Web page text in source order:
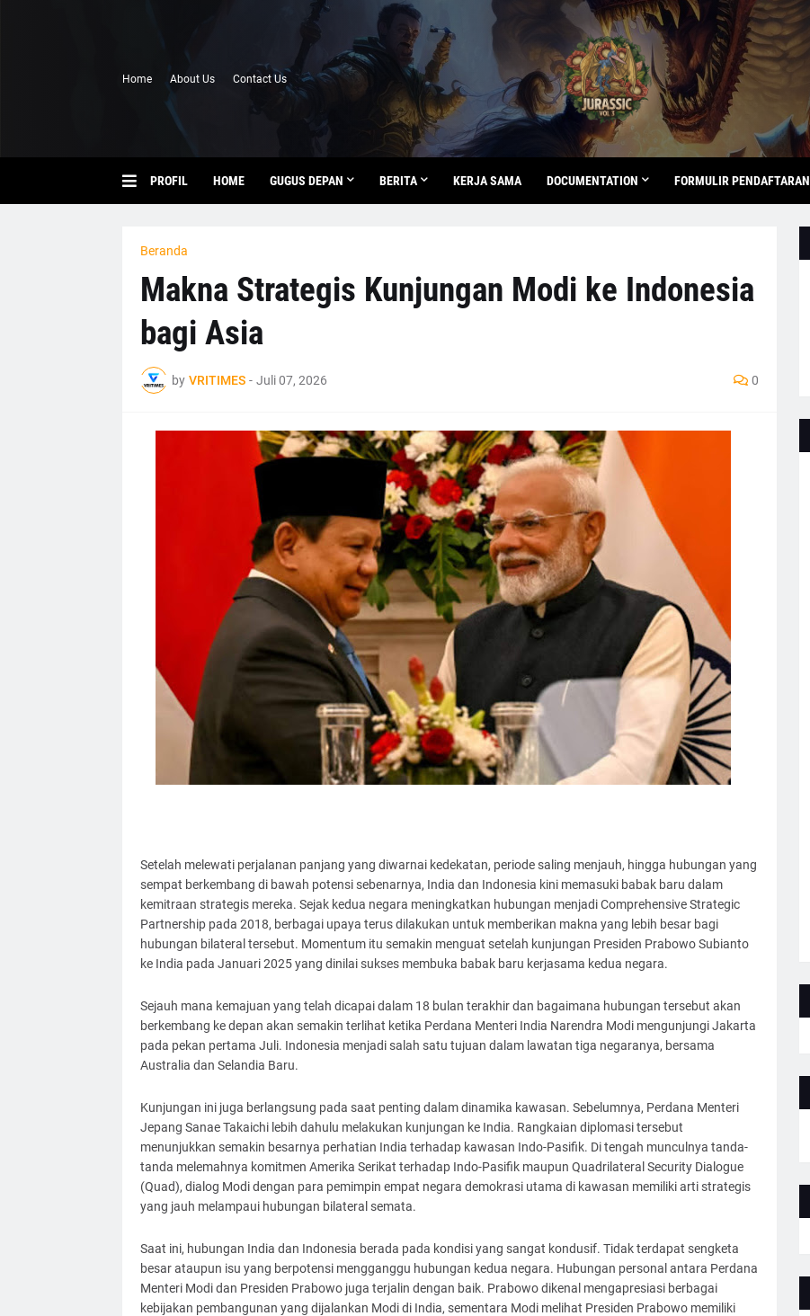
Home About Us Contact Us
PROFIL HOME GUGUS DEPAN BERITA KERJA SAMA DOCUMENTATION FORMULIR PENDAFTARAN
Beranda
Makna Strategis Kunjungan Modi ke Indonesia
bagi Asia
by VRITIMES - Juli 07, 2026 0
Setelah melewati perjalanan panjang yang diwarnai kedekatan, periode saling menjauh, hingga hubungan yang
sempat berkembang di bawah potensi sebenarnya, India dan Indonesia kini memasuki babak baru dalam
kemitraan strategis mereka. Sejak kedua negara meningkatkan hubungan menjadi Comprehensive Strategic
Partnership pada 2018, berbagai upaya terus dilakukan untuk memberikan makna yang lebih besar bagi
hubungan bilateral tersebut. Momentum itu semakin menguat setelah kunjungan Presiden Prabowo Subianto
ke India pada Januari 2025 yang dinilai sukses membuka babak baru kerjasama kedua negara.
Sejauh mana kemajuan yang telah dicapai dalam 18 bulan terakhir dan bagaimana hubungan tersebut akan
berkembang ke depan akan semakin terlihat ketika Perdana Menteri India Narendra Modi mengunjungi Jakarta
pada pekan pertama Juli. Indonesia menjadi salah satu tujuan dalam lawatan tiga negaranya, bersama
Australia dan Selandia Baru.
Kunjungan ini juga berlangsung pada saat penting dalam dinamika kawasan. Sebelumnya, Perdana Menteri
Jepang Sanae Takaichi lebih dahulu melakukan kunjungan ke India. Rangkaian diplomasi tersebut
menunjukkan semakin besarnya perhatian India terhadap kawasan Indo-Pasifik. Di tengah munculnya tanda-
tanda melemahnya komitmen Amerika Serikat terhadap Indo-Pasifik maupun Quadrilateral Security Dialogue
(Quad), dialog Modi dengan para pemimpin empat negara demokrasi utama di kawasan memiliki arti strategis
yang jauh melampaui hubungan bilateral semata.
Saat ini, hubungan India dan Indonesia berada pada kondisi yang sangat kondusif. Tidak terdapat sengketa
besar ataupun isu yang berpotensi mengganggu hubungan kedua negara. Hubungan personal antara Perdana
Menteri Modi dan Presiden Prabowo juga terjalin dengan baik. Prabowo dikenal mengapresiasi berbagai
kebijakan pembangunan yang dijalankan Modi di India, sementara Modi melihat Presiden Prabowo memiliki